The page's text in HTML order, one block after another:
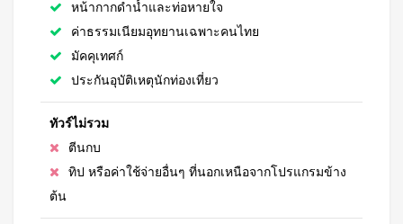
หน้ากากดำน้ำและท่อหายใจ
ค่าธรรมเนียมอุทยานเฉพาะคนไทย
มัคคุเทศก์
ประกันอุบัติเหตุนักท่องเที่ยว
ทัวร์ไม่รวม
ตีนกบ
ทิป หรือค่าใช้จ่ายอื่นๆ ที่นอกเหนือจากโปรแกรมข้าง
ต้น